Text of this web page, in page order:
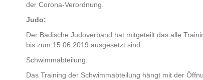
der Corona-Verordnung.
Judo:
Der Badische Judoverband hat mitgeteilt das alle
bis zum 15.06.2019 ausgesetzt sind.
Schwimmabteilung:
Das Training der Schwimmabteilung hängt mit der